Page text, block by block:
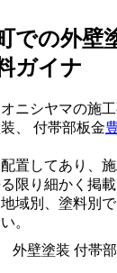
での外
ガイナ
ニシヤマの施工
、 付帯部板金
置してあり、
限り細かく掲載
域別、塗料別
。
外壁塗装 付帯